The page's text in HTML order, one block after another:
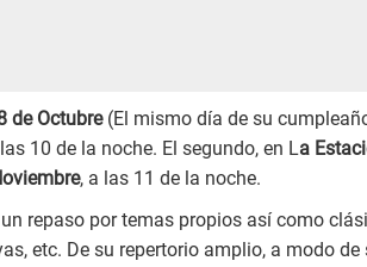
de Octubre(El mismo día de su
10 de la noche. El segundo, en La
, a las 11 de la noche.
repaso por temas propios así como
etc. De su repertorio amplio, a modo